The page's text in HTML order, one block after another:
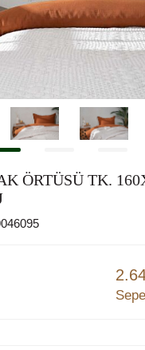
ÖRTÜSÜ TK.